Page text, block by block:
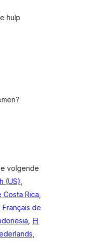
hulp
volgende
(US),
Costa Rica,
Français de
, 日
,